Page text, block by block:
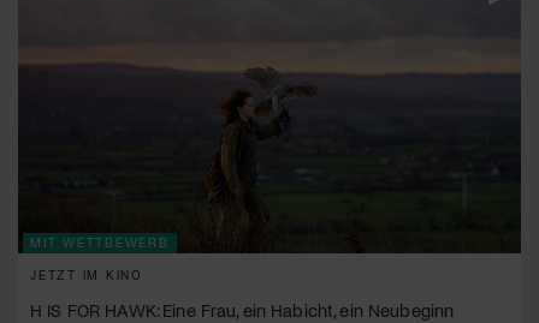
MIT WETTBEWERB
JETZT IM KINO
H IS FOR HAWK: Eine Frau, ein Habicht, ein Neubeginn